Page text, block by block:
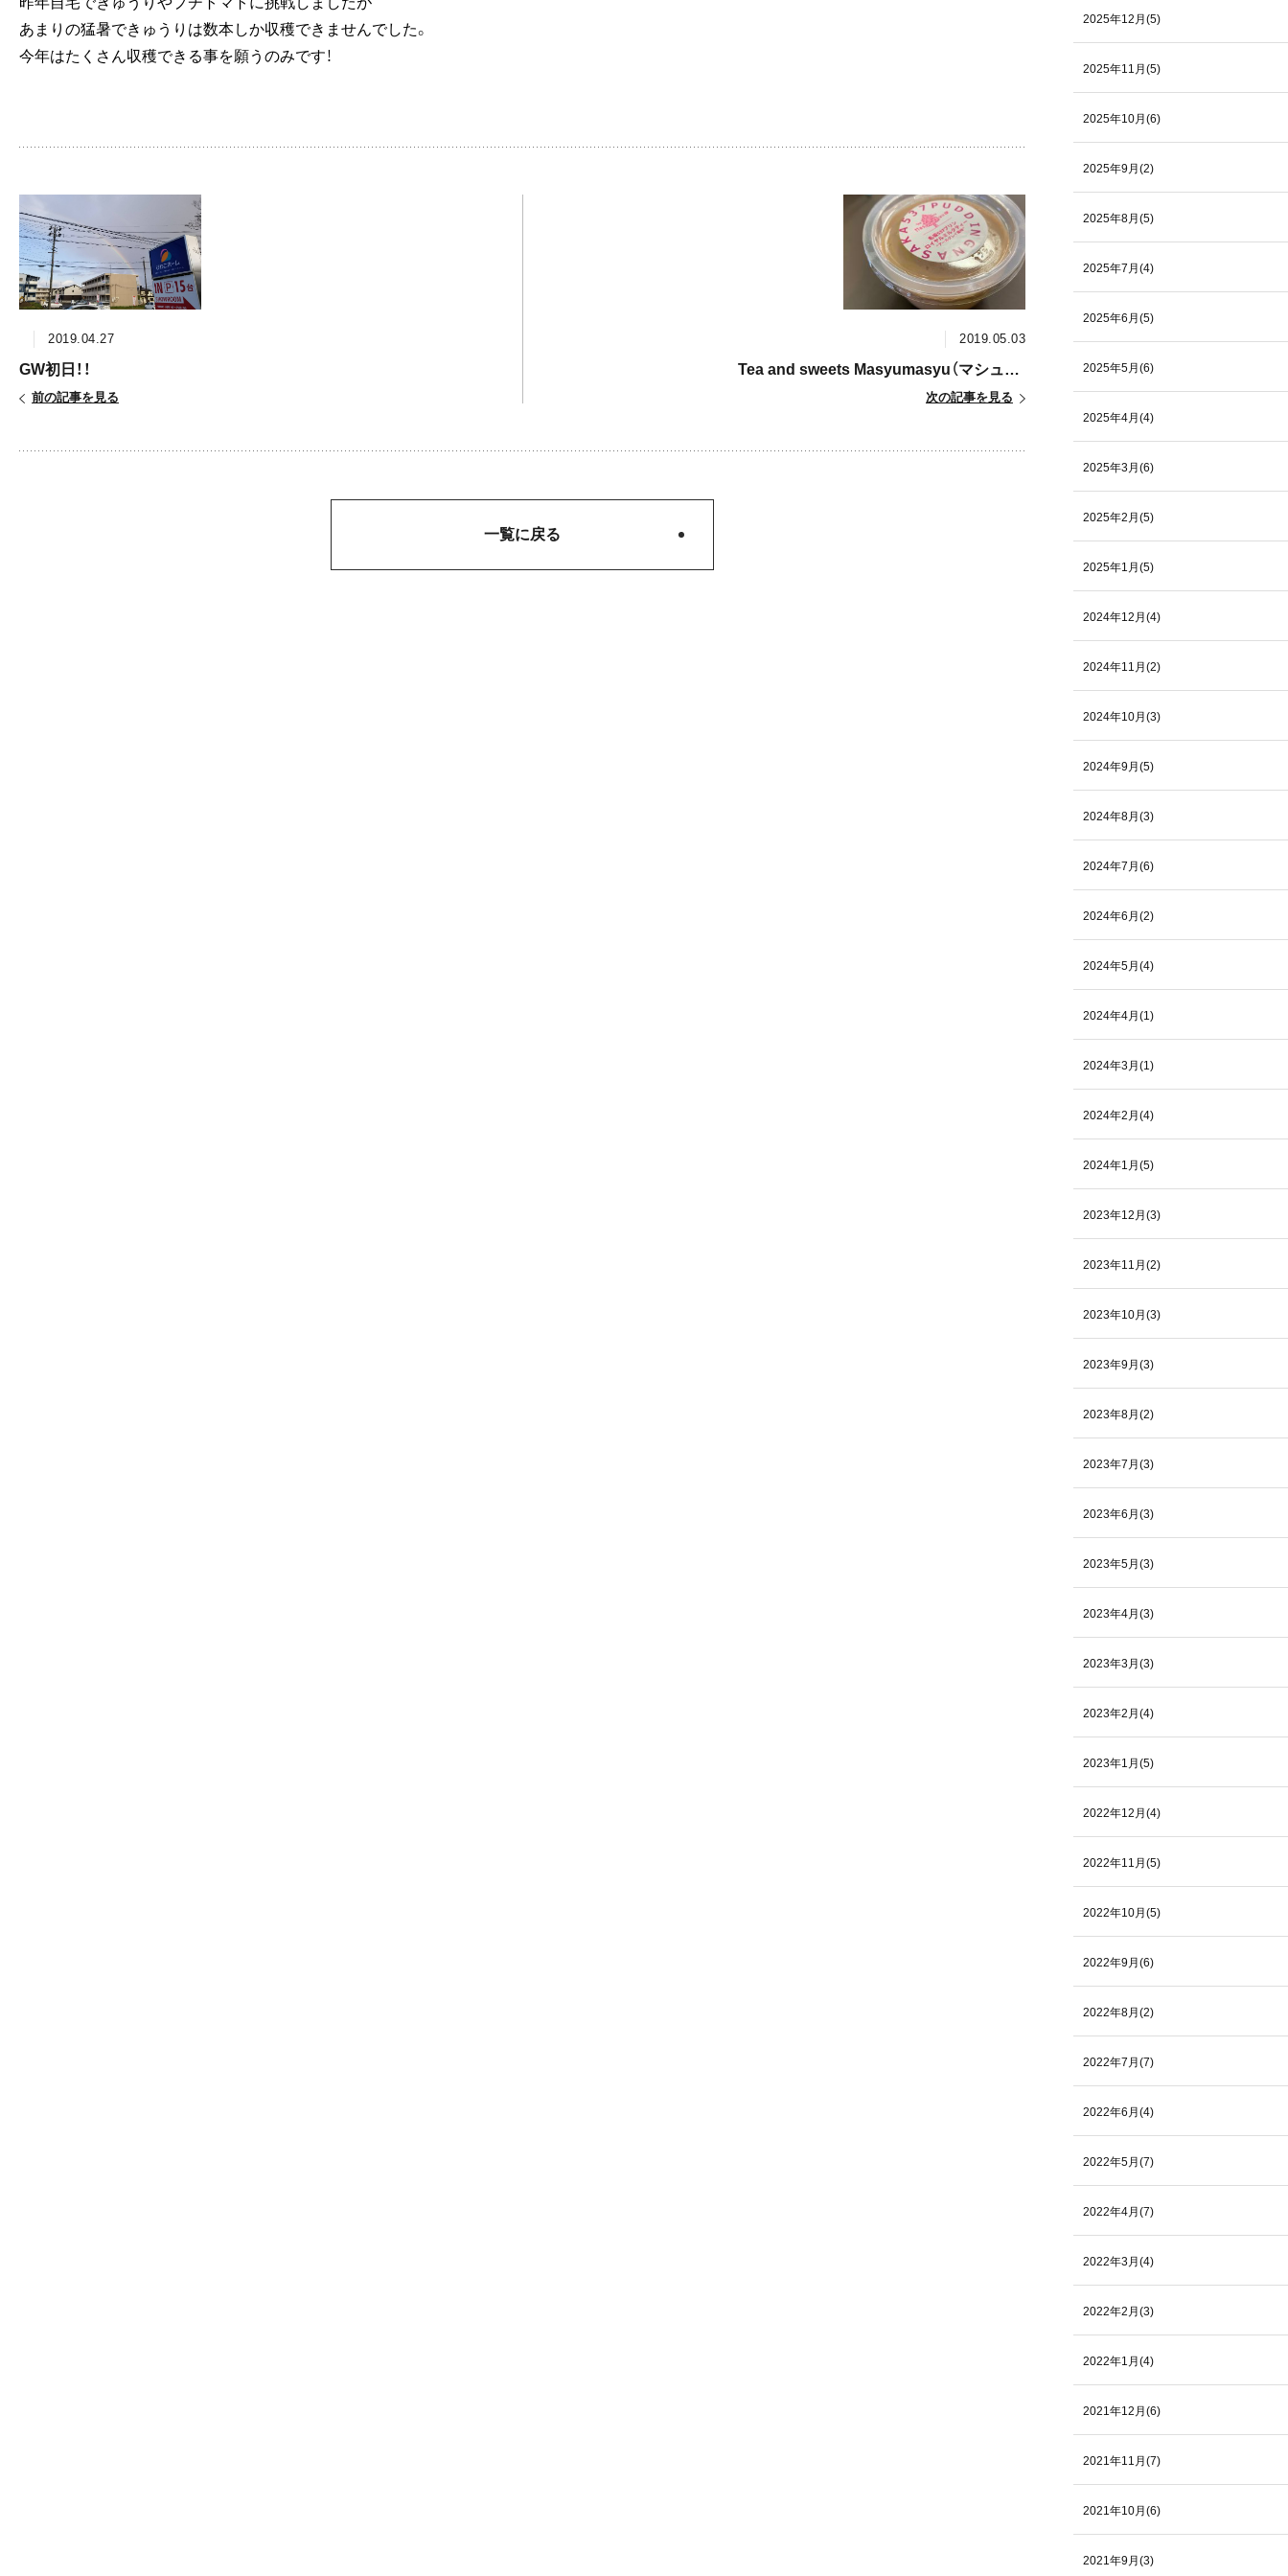
あまりの猛暑できゅうりは数本しか収穫できませんでした。
今年はたくさん収穫できる事を願うのみです！
2019.04.27
GW初日！！
前の記事を見る
2019.05.03
Tea and sweets Masyumasyu（マシュマシュさん）の新作スイーツ♪♪
次の記事を見る
一覧に戻る
2025年12月(5)
2025年11月(5)
2025年10月(6)
2025年9月(2)
2025年8月(5)
2025年7月(4)
2025年6月(5)
2025年5月(6)
2025年4月(4)
2025年3月(6)
2025年2月(5)
2025年1月(5)
2024年12月(4)
2024年11月(2)
2024年10月(3)
2024年9月(5)
2024年8月(3)
2024年7月(6)
2024年6月(2)
2024年5月(4)
2024年4月(1)
2024年3月(1)
2024年2月(4)
2024年1月(5)
2023年12月(3)
2023年11月(2)
2023年10月(3)
2023年9月(3)
2023年8月(2)
2023年7月(3)
2023年6月(3)
2023年5月(3)
2023年4月(3)
2023年3月(3)
2023年2月(4)
2023年1月(5)
2022年12月(4)
2022年11月(5)
2022年10月(5)
2022年9月(6)
2022年8月(2)
2022年7月(7)
2022年6月(4)
2022年5月(7)
2022年4月(7)
2022年3月(4)
2022年2月(3)
2022年1月(4)
2021年12月(6)
2021年11月(7)
2021年10月(6)
2021年9月(3)